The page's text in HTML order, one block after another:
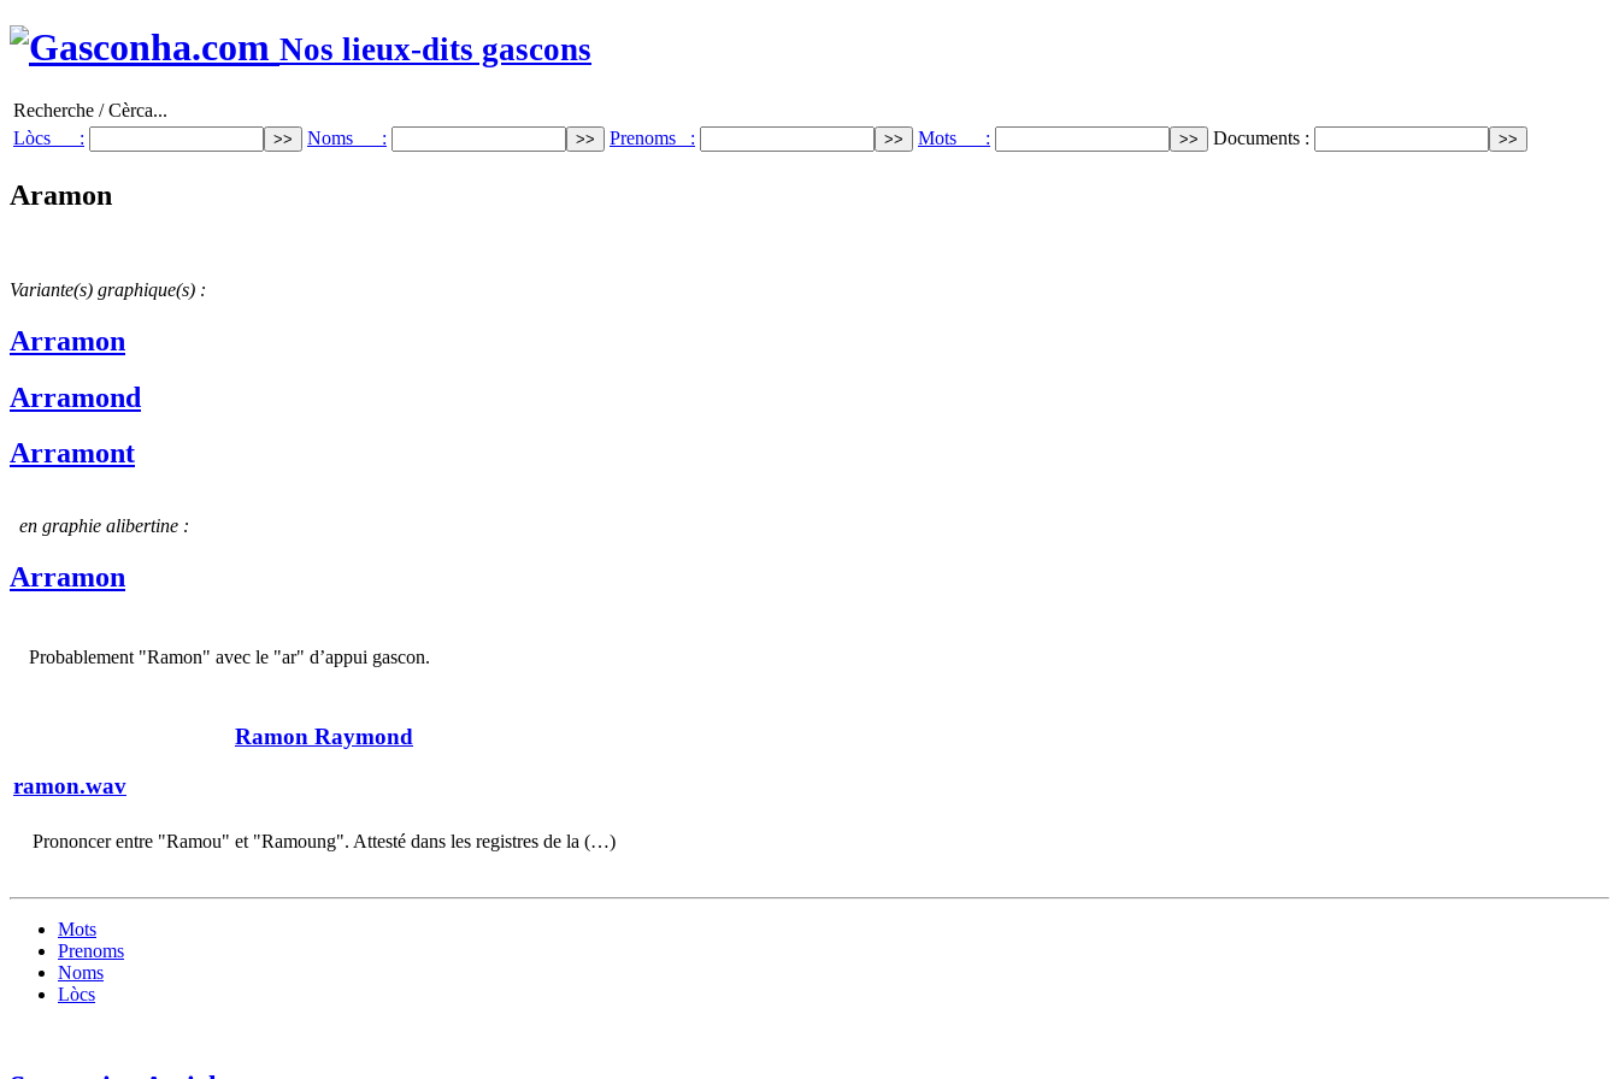
Nos lieux-dits gascons
Recherche / Cèrca...
Lòcs :
Noms : Prenoms : Mots : Documents :
Aramon
Variante(s) graphique(s) :
Arramon
Arramond
Arramont
en graphie alibertine :
Arramon
Probablement "Ramon" avec le "ar" d’appui gascon.
Ramon Raymond
ramon.wav
Prononcer entre "Ramou" et "Ramoung". Attesté dans les registres de la (…)
Mots
Prenoms
Noms
Lòcs